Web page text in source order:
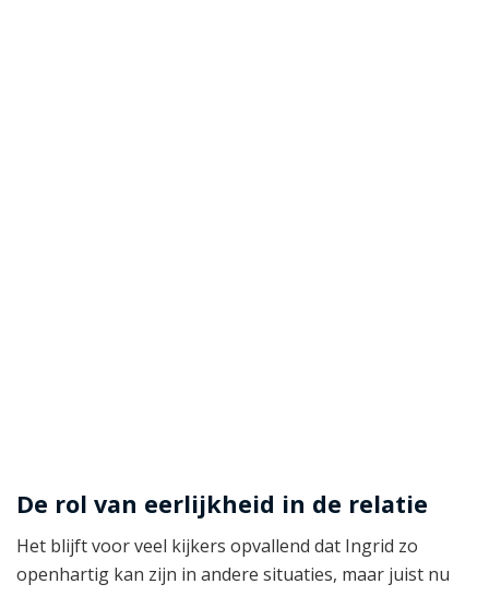
De rol van eerlijkheid in de relatie
Het blijft voor veel kijkers opvallend dat Ingrid zo
openhartig kan zijn in andere situaties, maar juist nu